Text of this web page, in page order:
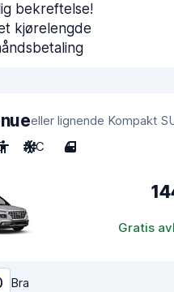
bekreftelse!
kjørelengde
eller lignende Kompakt
A/C 4
Gratis
Bra